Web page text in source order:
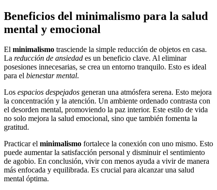
Beneficios del minimalismo para la salud
mental y emocional
El minimalismo trasciende la simple reducción de objetos en casa.
La reducción de ansiedad es un beneficio clave. Al eliminar
posesiones innecesarias, se crea un entorno tranquilo. Esto es ideal
para el bienestar mental.
Los espacios despejados generan una atmósfera serena. Esto mejora
la concentración y la atención. Un ambiente ordenado contrasta con
el desorden mental, promoviendo la paz interior. Este estilo de vida
no solo mejora la salud emocional, sino que también fomenta la
gratitud.
Practicar el minimalismo fortalece la conexión con uno mismo. Esto
puede aumentar la satisfacción personal y disminuir el sentimiento
de agobio. En conclusión, vivir con menos ayuda a vivir de manera
más enfocada y equilibrada. Es crucial para alcanzar una salud
mental óptima.